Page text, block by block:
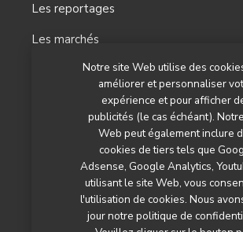
Notre site Web utilise des
améliorer et personnaliser
expérience et pour afficher
publicités (le cas échéant).
Web peut également inclure
cookies de tiers tels que
Adsense, Google Analytics,
utilisant le site Web, vous
l'utilisation de cookies. Nous
jour notre politique de
Les reportages
Les marchés
Nos autres titres
Qui sommes-nous ?
Contactez-nous
Mentions légales